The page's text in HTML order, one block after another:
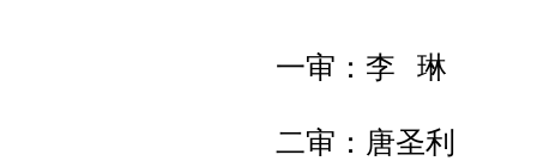
一审：李 琳
二审：唐圣利